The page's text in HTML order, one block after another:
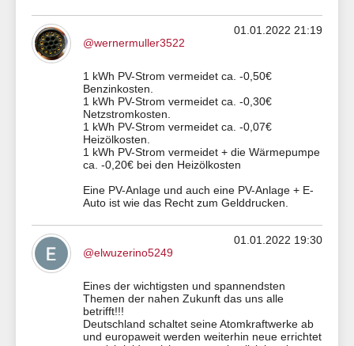
01.01.2022 21:19
@wernermuller3522
1 kWh PV-Strom vermeidet ca. -0,50€
Benzinkosten.
1 kWh PV-Strom vermeidet ca. -0,30€
Netzstromkosten.
1 kWh PV-Strom vermeidet ca. -0,07€
Heizölkosten.
1 kWh PV-Strom vermeidet + die Wärmepumpe
ca. -0,20€ bei den Heizölkosten
Eine PV-Anlage und auch eine PV-Anlage + E-
Auto ist wie das Recht zum Gelddrucken.
01.01.2022 19:30
@elwuzerino5249
Eines der wichtigsten und spannendsten
Themen der nahen Zukunft das uns alle
betrifft!!!
Deutschland schaltet seine Atomkraftwerke ab
und europaweit werden weiterhin neue errichtet